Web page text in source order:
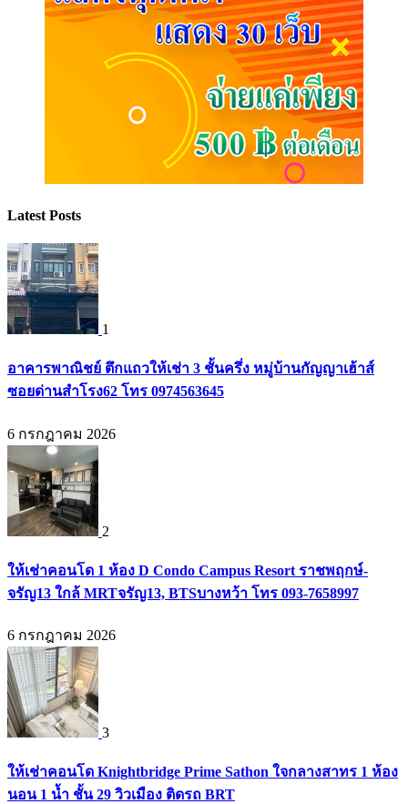
Latest Posts
1
อาคารพาณิชย์ ตึกแถวให้เช่า 3 ชั้นครึ่ง หมู่บ้านกัญญาเฮ้าส์
ซอยด่านสำโรง62 โทร 0974563645
6 กรกฎาคม 2026
2
ให้เช่าคอนโด 1 ห้อง D Condo Campus Resort ราชพฤกษ์-
จรัญ13 ใกล้ MRTจรัญ13, BTSบางหว้า โทร 093-7658997
6 กรกฎาคม 2026
3
ให้เช่าคอนโด Knightbridge Prime Sathon ใจกลางสาทร 1 ห้อง
นอน 1 น้ำ ชั้น 29 วิวเมือง ติดรถ BRT